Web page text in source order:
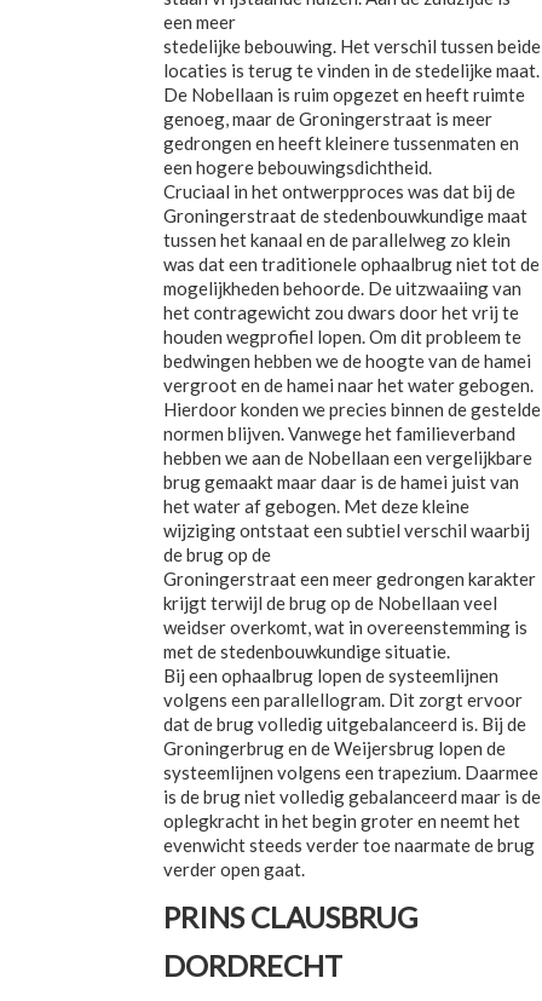
een meer
stedelijke bebouwing. Het verschil tussen beide
locaties is terug te vinden in de stedelijke maat.
De Nobellaan is ruim opgezet en heeft ruimte
genoeg, maar de Groningerstraat is meer
gedrongen en heeft kleinere tussenmaten en
een hogere bebouwingsdichtheid.
Cruciaal in het ontwerpproces was dat bij de
Groningerstraat de stedenbouwkundige maat
tussen het kanaal en de parallelweg zo klein
was dat een traditionele ophaalbrug niet tot de
mogelijkheden behoorde. De uitzwaaiing van
het contragewicht zou dwars door het vrij te
houden wegprofiel lopen. Om dit probleem te
bedwingen hebben we de hoogte van de hamei
vergroot en de hamei naar het water gebogen.
Hierdoor konden we precies binnen de gestelde
normen blijven. Vanwege het familieverband
hebben we aan de Nobellaan een vergelijkbare
brug gemaakt maar daar is de hamei juist van
het water af gebogen. Met deze kleine
wijziging ontstaat een subtiel verschil waarbij
de brug op de
Groningerstraat een meer gedrongen karakter
krijgt terwijl de brug op de Nobellaan veel
weidser overkomt, wat in overeenstemming is
met de stedenbouwkundige situatie.
Bij een ophaalbrug lopen de systeemlijnen
volgens een parallellogram. Dit zorgt ervoor
dat de brug volledig uitgebalanceerd is. Bij de
Groningerbrug en de Weijersbrug lopen de
systeemlijnen volgens een trapezium. Daarmee
is de brug niet volledig gebalanceerd maar is de
oplegkracht in het begin groter en neemt het
evenwicht steeds verder toe naarmate de brug
verder open gaat.
PRINS CLAUSBRUG
DORDRECHT